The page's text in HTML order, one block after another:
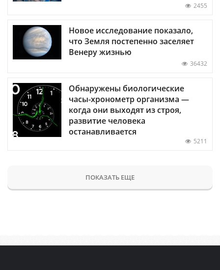
2455
Новое исследование показало,
что Земля постепенно заселяет
Венеру жизнью
36432
Обнаружены биологические
часы-хронометр организма —
когда они выходят из строя,
развитие человека
останавливается
5211
ПОКАЗАТЬ ЕЩЕ